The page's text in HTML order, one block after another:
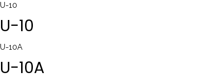
U-10
U-10
U-10A
U-10A